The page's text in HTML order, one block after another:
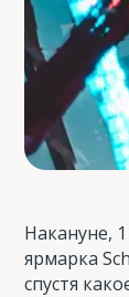
Накануне,
ярмарка
спустя